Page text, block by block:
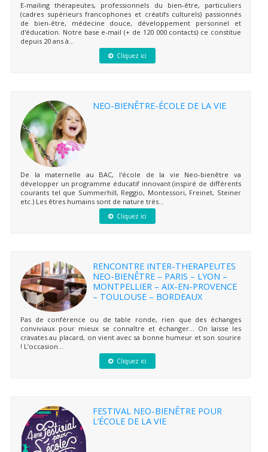
E-mailing thérapeutes, professionnels du bien-être, particuliers
(cadres supérieurs francophones et créatifs culturels) passionnés
de bien-être, médecine douce, développement personnel et
d'éducation. Notre base e-mail (+ de 120 000 contacts) ce constitue
depuis 20 ans à...
Cliquez ici
NEO-BIENÊTRE-ÉCOLE DE LA VIE
De la maternelle au BAC, l'école de la vie Neo-bienêtre va
développer un programme éducatif innovant (inspiré de différents
courants tel que Summerhill, Reggio, Montessori, Freinet, Steiner
etc.) Les êtres humains sont de nature très...
Cliquez ici
RENCONTRE INTER-THERAPEUTES
NEO-BIENÊTRE – PARIS – LYON –
MONTPELLIER – AIX-EN-PROVENCE
– TOULOUSE – BORDEAUX
Pas de conférence ou de table ronde, rien que des échanges
conviviaux pour mieux se connaître et échanger… On laisse les
cravates au placard, on vient avec sa bonne humeur et son sourire
! L’occasion...
Cliquez ici
FESTIVAL NEO-BIENÊTRE POUR
L’ÉCOLE DE LA VIE